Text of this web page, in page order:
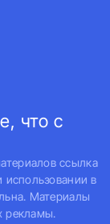
что с
ссылка
использовании в
Материалы
рекламы.